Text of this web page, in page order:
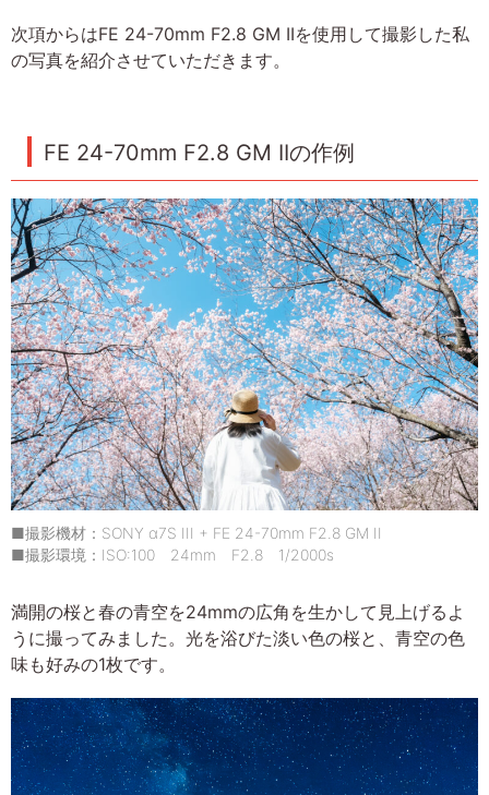
次項からはFE 24-70mm F2.8 GM IIを使用して撮影した私
の写真を紹介させていただきます。
FE 24-70mm F2.8 GM IIの作例
■撮影機材：SONY α7S III + FE 24-70mm F2.8 GM II
■撮影環境：ISO:100 24mm F2.8 1/2000s
満開の桜と春の青空を24mmの広角を生かして見上げるよ
うに撮ってみました。光を浴びた淡い色の桜と、青空の色
味も好みの1枚です。